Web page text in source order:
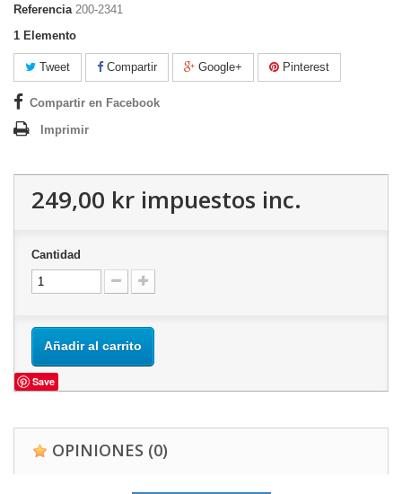
Referencia 200-2341
1 Elemento
Tweet Compartir Google+ Pinterest
Compartir en Facebook
Imprimir
249,00 kr impuestos inc.
Cantidad
Añadir al carrito
Save
OPINIONES (0)